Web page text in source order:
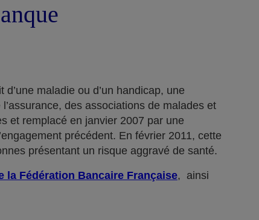
maladie ou d’un handicap, une
des associations de malades et
et remplacé en janvier 2007 par une
précédent. En février 2011, cette
présentant un risque aggravé de santé.
la Fédération Bancaire Française, ainsi